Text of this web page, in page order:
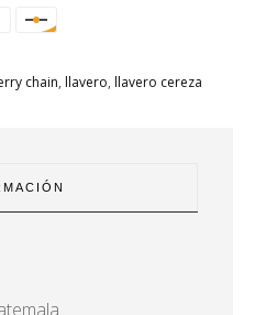
chain, llavero, llavero cereza